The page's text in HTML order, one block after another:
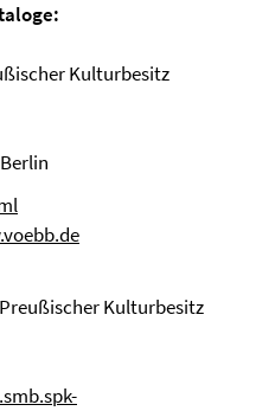
Kulturbesitz
Kulturbesitz